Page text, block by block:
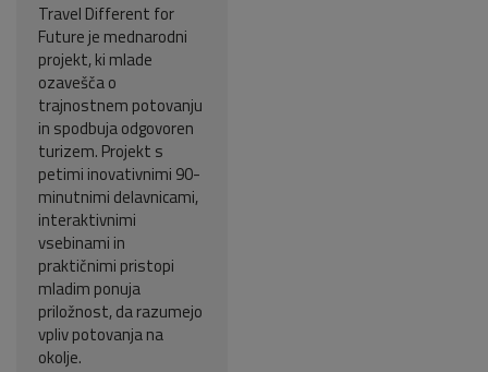
Travel Different for
Future je mednarodni
projekt, ki mlade
ozavešča o
trajnostnem potovanju
in spodbuja odgovoren
turizem. Projekt s
petimi inovativnimi 90-
minutnimi delavnicami,
interaktivnimi
vsebinami in
praktičnimi pristopi
mladim ponuja
priložnost, da razumejo
vpliv potovanja na
okolje.